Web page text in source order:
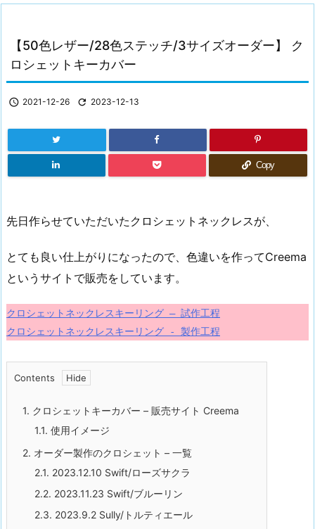
【50色レザー/28色ステッチ/3サイズオーダー】 ク
ロシェットキーカバー
 2021-12-26  2023-12-13
Copy
先日作らせていただいたクロシェットネックレスが、
とても良い仕上がりになったので、色違いを作ってCreema
というサイトで販売をしています。
クロシェットネックレスキーリング - 製作工程
Contents
1. クロシェットキーカバー – 販売サイト Creema
1.1. 使用イメージ
2. オーダー製作のクロシェット – 一覧
2.1. 2023.12.10 Swift/ローズサクラ
2.2. 2023.11.23 Swift/ブルーリン
2.3. 2023.9.2 Sully/トルティエール